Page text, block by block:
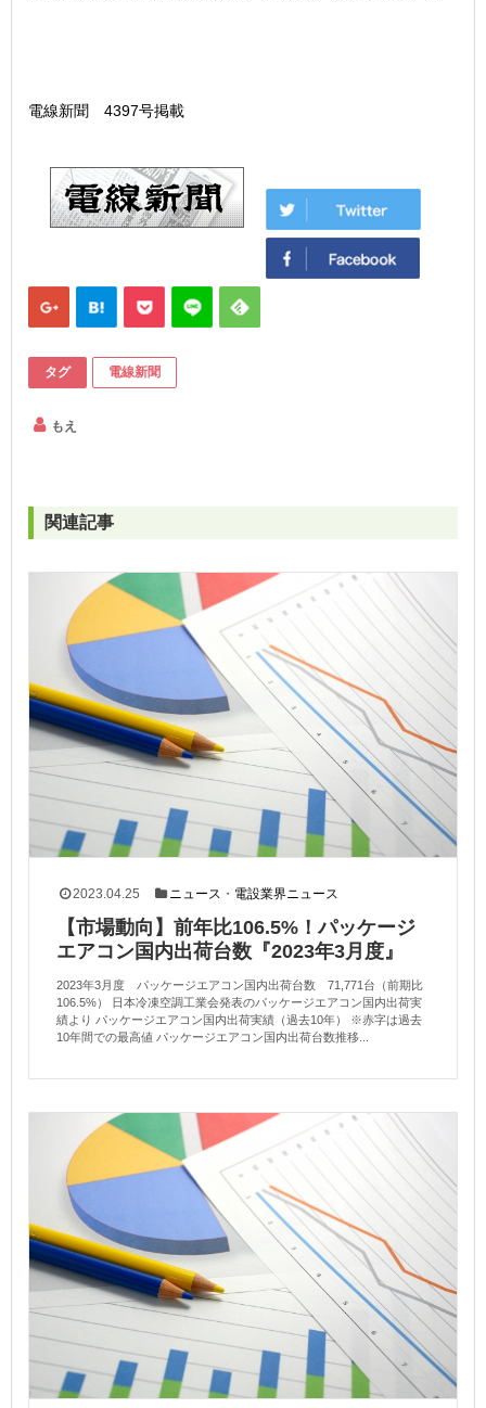
電線新聞 4397号掲載
タグ 電線新聞
もえ
関連記事
2023.04.25 ニュース ・ 電設業界ニュース
【市場動向】前年比106.5%！パッケージ
エアコン国内出荷台数『2023年3月度』
2023年3月度 パッケージエアコン国内出荷台数 71,771台（前期比
106.5%） 日本冷凍空調工業会発表のパッケージエアコン国内出荷実
績より パッケージエアコン国内出荷実績（過去10年） ※赤字は過去
10年間での最高値 パッケージエアコン国内出荷台数推移...